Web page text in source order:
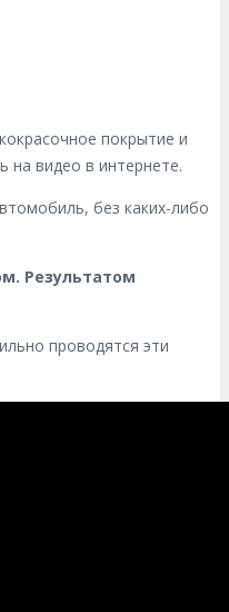
покрытие и
на видео в интернете.
без каких-либо
Результатом
проводятся эти